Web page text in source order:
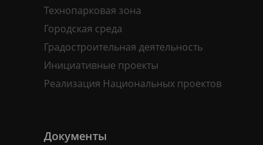
Технопарковая зона
Городская среда
Градостроительная деятельность
Инициативные проекты
Реализация Национальных проектов
Документы